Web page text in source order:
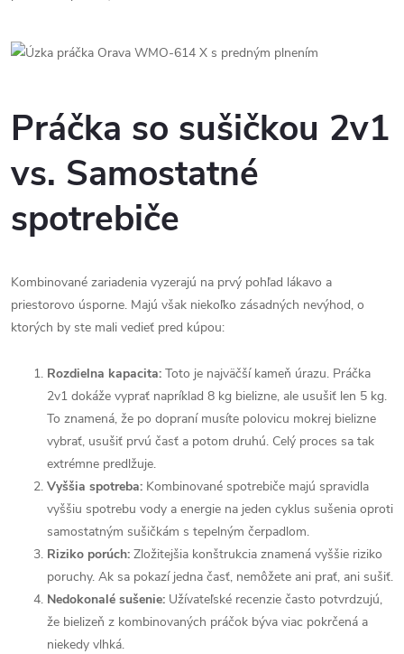
Práčka so sušičkou 2v1
vs. Samostatné
spotrebiče
Kombinované zariadenia vyzerajú na prvý pohľad lákavo a
priestorovo úsporne. Majú však niekoľko zásadných nevýhod, o
ktorých by ste mali vedieť pred kúpou:
Rozdielna kapacita: Toto je najväčší kameň úrazu. Práčka
2v1 dokáže vyprať napríklad 8 kg bielizne, ale usušiť len 5 kg.
To znamená, že po dopraní musíte polovicu mokrej bielizne
vybrať, usušiť prvú časť a potom druhú. Celý proces sa tak
extrémne predlžuje.
Vyššia spotreba: Kombinované spotrebiče majú spravidla
vyššiu spotrebu vody a energie na jeden cyklus sušenia oproti
samostatným sušičkám s tepelným čerpadlom.
Riziko porúch: Zložitejšia konštrukcia znamená vyššie riziko
poruchy. Ak sa pokazí jedna časť, nemôžete ani prať, ani sušiť.
Nedokonalé sušenie: Užívateľské recenzie často potvrdzujú,
že bielizeň z kombinovaných práčok býva viac pokrčená a
niekedy vlhká.